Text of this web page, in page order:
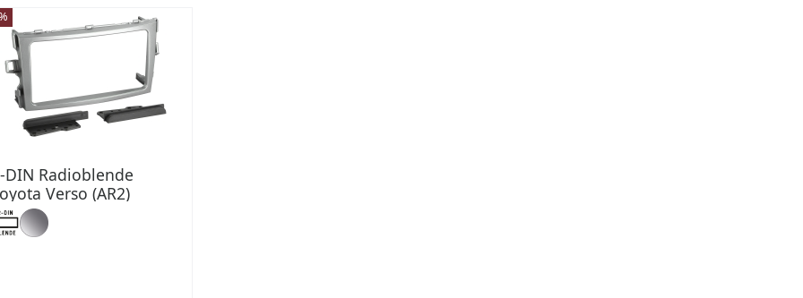
DIN Radioblende
Verso (AR2)
2009-06/2018